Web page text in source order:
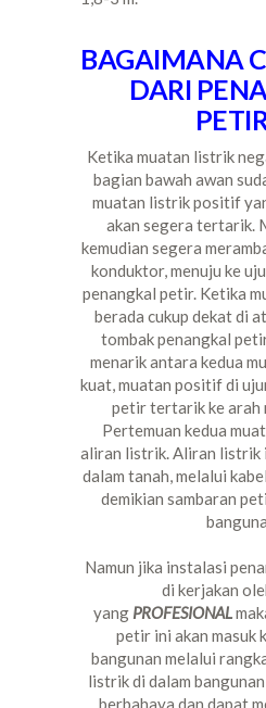
BAGAIMANA
DARI
Ketika muatan listrik
bagian bawah awan
muatan listrik positif
akan segera tertarik.
kemudian segera
konduktor, menuju ke
penangkal petir. Ketika
berada cukup dekat di
tombak penangkal
menarik antara kedua
kuat, muatan positif di
petir tertarik ke arah
Pertemuan kedua
aliran listrik. Aliran listrik
dalam tanah, melalui
demikian sambaran
Namun jika instalasi
di kerjakan
yang PROFESIONAL
petir ini akan masuk
bangunan melalui
listrik di dalam
berbahaya dan dapat